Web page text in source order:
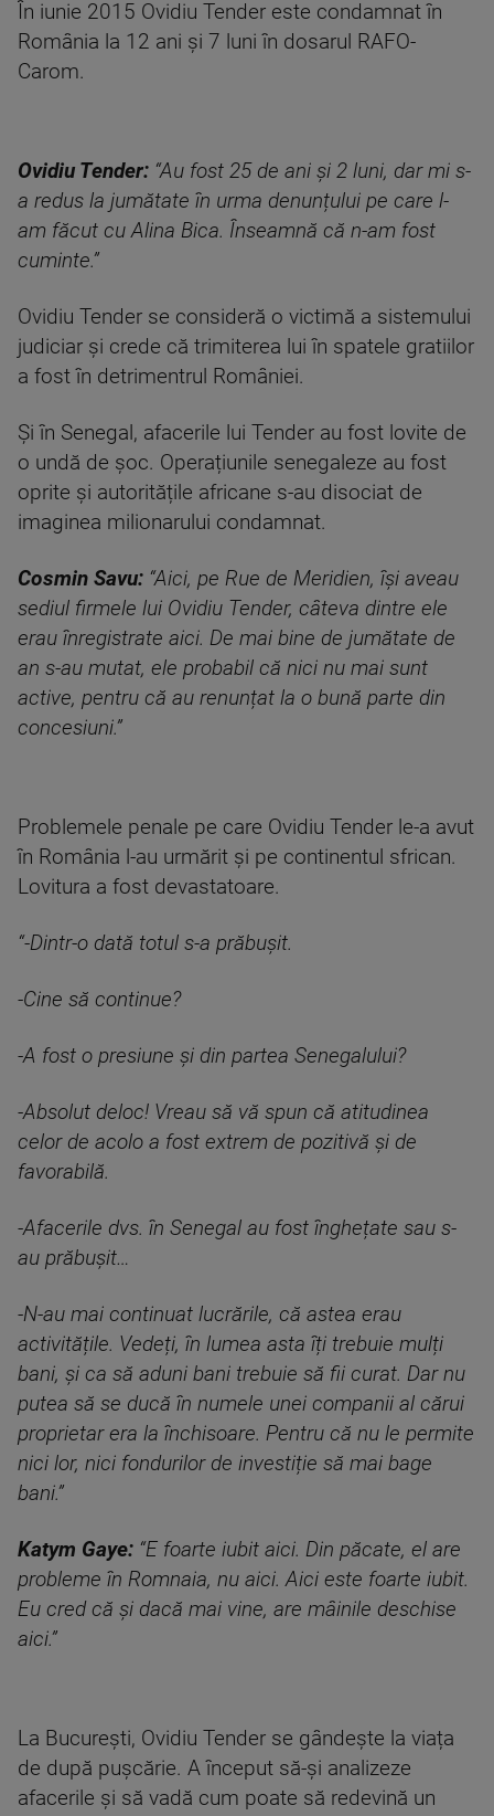
În iunie 2015 Ovidiu Tender este condamnat în
România la 12 ani și 7 luni în dosarul RAFO-
Carom.
Ovidiu Tender: “Au fost 25 de ani și 2 luni, dar mi s-
a redus la jumătate în urma denunțului pe care l-
am făcut cu Alina Bica. Înseamnă că n-am fost
cuminte.”
Ovidiu Tender se consideră o victimă a sistemului
judiciar și crede că trimiterea lui în spatele gratiilor
a fost în detrimentrul României.
Și în Senegal, afacerile lui Tender au fost lovite de
o undă de șoc. Operațiunile senegaleze au fost
oprite și autoritățile africane s-au disociat de
imaginea milionarului condamnat.
Cosmin Savu: “Aici, pe Rue de Meridien, își aveau
sediul firmele lui Ovidiu Tender, câteva dintre ele
erau înregistrate aici. De mai bine de jumătate de
an s-au mutat, ele probabil că nici nu mai sunt
active, pentru că au renunțat la o bună parte din
concesiuni.”
Problemele penale pe care Ovidiu Tender le-a avut
în România l-au urmărit și pe continentul sfrican.
Lovitura a fost devastatoare.
“-Dintr-o dată totul s-a prăbușit.
-Cine să continue?
-A fost o presiune și din partea Senegalului?
-Absolut deloc! Vreau să vă spun că atitudinea
celor de acolo a fost extrem de pozitivă și de
favorabilă.
-Afacerile dvs. în Senegal au fost înghețate sau s-
au prăbușit…
-N-au mai continuat lucrările, că astea erau
activitățile. Vedeți, în lumea asta îți trebuie mulți
bani, și ca să aduni bani trebuie să fii curat. Dar nu
putea să se ducă în numele unei companii al cărui
proprietar era la închisoare. Pentru că nu le permite
nici lor, nici fondurilor de investiție să mai bage
bani.”
Katym Gaye: “E foarte iubit aici. Din păcate, el are
probleme în Romnaia, nu aici. Aici este foarte iubit.
Eu cred că și dacă mai vine, are mâinile deschise
aici.”
La București, Ovidiu Tender se gândește la viața
de după pușcărie. A început să-și analizeze
afacerile și să vadă cum poate să redevină un